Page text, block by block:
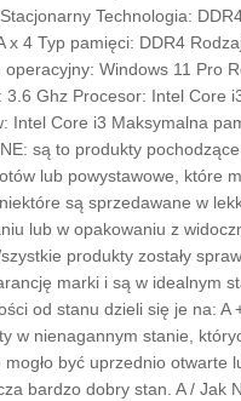
Technologia:
x 4 Typ pamięci: DDR4
operacyjny: Windows 11 Pro
3.6 Ghz Procesor: Intel Core
Intel Core i3 Maksymalna
są to produkty
lub powystawowe, które
są sprzedawane w
lub w opakowaniu z
produkty zostały
marki i są w idealnym
od stanu dzieli się je na: A
w nienagannym stanie,
być uprzednio otwarte
bardzo dobry stan. A / Jak